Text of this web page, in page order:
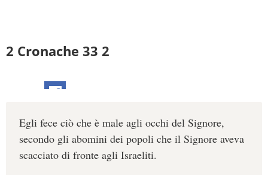
2 Cronache 33 2
Egli fece ciò che è male agli occhi del Signore,
secondo gli abomini dei popoli che il Signore aveva
scacciato di fronte agli Israeliti.